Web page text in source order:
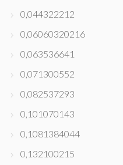
0,044322212
0,06060320216
0,063536641
0,071300552
0,082537293
0,101070143
0,1081384044
0,132100215